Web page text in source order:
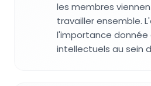
les membres
travailler ensemble.
l'importance donnée
intellectuels au sein